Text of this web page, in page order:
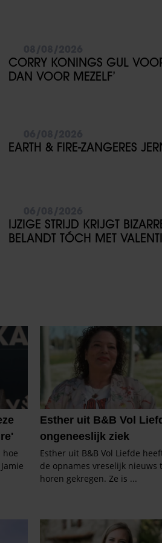
CORRY KONINGS GUL
DAN VOOR MEZELF’
EARTH & FIRE-ZANGERES
IJZIGE STRIJD KRIJGT
BELANDT TÓCH MET